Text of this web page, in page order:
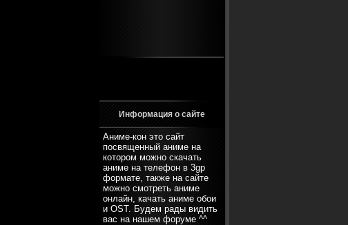
Информация о сайте
Аниме-кон это сайт
посвященный аниме на
котором можно скачать
аниме на телефон в 3gp
формате, также на сайте
можно смотреть аниме
онлайн, качать аниме обои
и OST. Будем рады видить
вас на нашем форуме ^^